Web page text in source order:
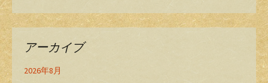
アーカイブ
2026年8月